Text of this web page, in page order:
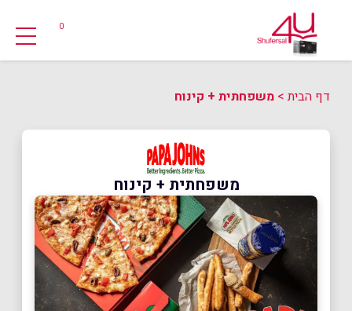
0
דף הבית> משפחתית + קינוח
משפחתית + קינוח